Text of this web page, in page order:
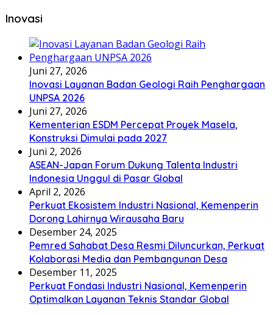
Inovasi
Juni 27, 2026
Inovasi Layanan Badan Geologi Raih Penghargaan
UNPSA 2026
Juni 27, 2026
Kementerian ESDM Percepat Proyek Masela,
Konstruksi Dimulai pada 2027
Juni 2, 2026
ASEAN-Japan Forum Dukung Talenta Industri
Indonesia Unggul di Pasar Global
April 2, 2026
Perkuat Ekosistem Industri Nasional, Kemenperin
Dorong Lahirnya Wirausaha Baru
Desember 24, 2025
Pemred Sahabat Desa Resmi Diluncurkan, Perkuat
Kolaborasi Media dan Pembangunan Desa
Desember 11, 2025
Perkuat Fondasi Industri Nasional, Kemenperin
Optimalkan Layanan Teknis Standar Global